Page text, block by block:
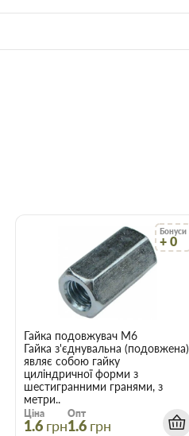
Бонуси
+ 0
Гайка подовжувач М6
Гайка з'єднувальна (подовжена)
являє собою гайку
циліндричної форми з
шестигранними гранями, з
метри..
Ціна
1.6 грн
Опт
1.6 грн